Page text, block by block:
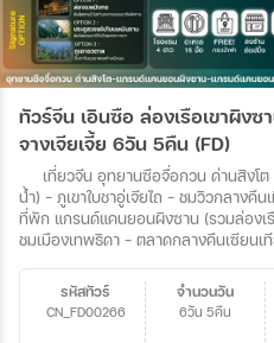
ทัวร์จีน เอินซือ ล่องเรือเขาผิงซ
จางเจียเจี้ย 6วัน 5คืน (FD)
เที่ยวจีน อุทยานซือจื่อกวน ด่านสิงโ
น้ำ) – ภูเขาใบชาอู่เจียไถ – ชมวิวกลางคื
ที่พัก แกรนด์แคนยอนผิงซาน (รวมล่องเ
ชมเมืองเทพธิดา – ตลาดกลางคืนเซียนเ
รหัสทัวร์
CN_FD00266
จำนวนวัน
6วัน 5คืน